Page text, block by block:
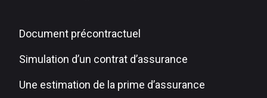
Document précontractuel
Simulation d’un contrat d’assurance
Une estimation de la prime d’assurance